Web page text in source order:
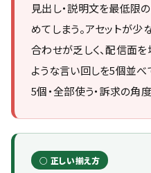
見出し・説明文を最低限
めてしまう。アセットが
合わせが乏しく、配信面を
ような言い回しを5個並べ
5個・全部使う・訴求の角
○ 正しい揃え方